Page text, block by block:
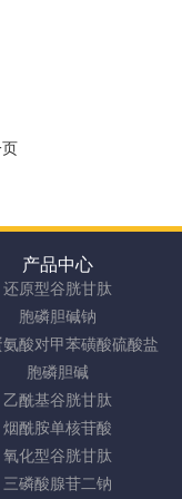
产品中心
还原型谷胱甘肽
胞磷胆碱钠
氨酸对甲苯磺酸硫酸盐
胞磷胆碱
乙酰基谷胱甘肽
烟酰胺单核苷酸
氧化型谷胱甘肽
三磷酸腺苷二钠